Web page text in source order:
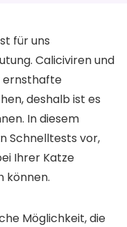
für uns
Caliciviren und
ernsthafte
deshalb ist es
In diesem
Schnelltests vor,
Ihrer Katze
können.
Möglichkeit, die